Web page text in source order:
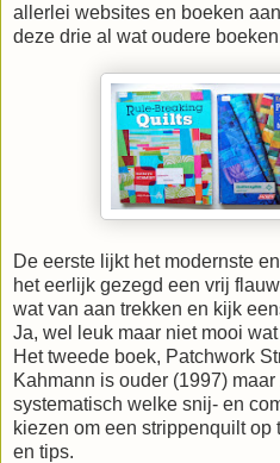
allerlei websites en boeken
deze drie al wat oudere
De eerste lijkt het modernste
het eerlijk gezegd een vrij
wat van aan trekken en kijk
Ja, wel leuk maar niet mooi wat
Het tweede boek, Patchwork
Kahmann is ouder (1997)
systematisch welke snij- en
kiezen om een strippenquilt op
en tips.